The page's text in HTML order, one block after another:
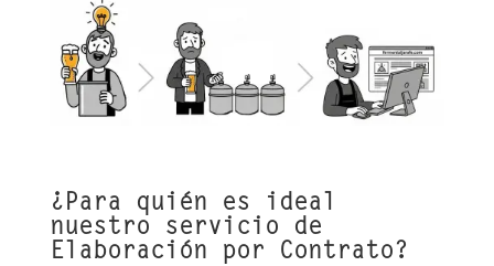
¿Para quién es ideal
nuestro servicio de
Elaboración por Contrato?